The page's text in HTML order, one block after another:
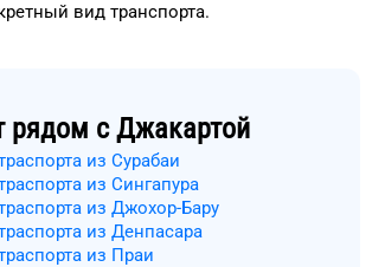
вид транспорта.
рядом с Джакартой
из Сурабаи
из Сингапура
из Джохор-Бару
из Денпасара
из Праи